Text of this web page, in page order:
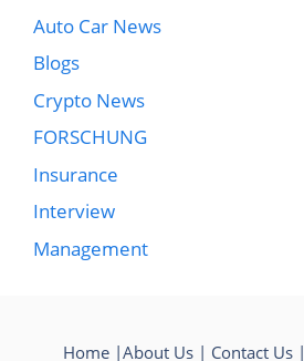
Auto Car News
Blogs
Crypto News
FORSCHUNG
Insurance
Interview
Management
Home|About Us| Contact Us|